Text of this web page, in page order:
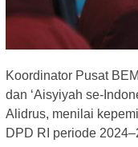
Koordinator Pusat
dan ‘Aisyiyah se-
Alidrus, menilai
DPD RI periode